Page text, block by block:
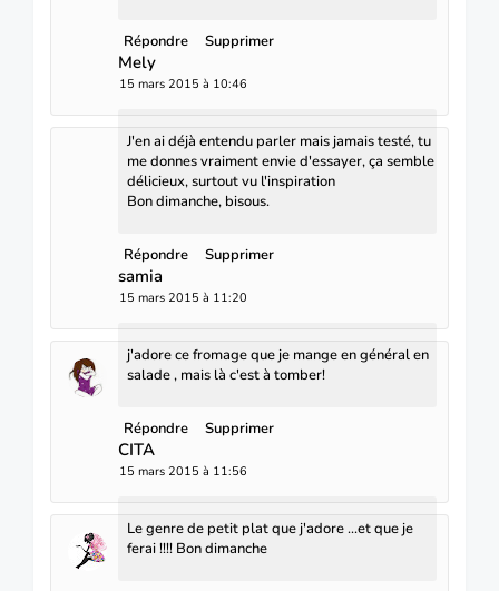
Répondre Supprimer
Mely
15 mars 2015 à 10:46
J'en ai déjà entendu parler mais jamais testé, tu
me donnes vraiment envie d'essayer, ça semble
délicieux, surtout vu l'inspiration
Bon dimanche, bisous.
Répondre Supprimer
samia
15 mars 2015 à 11:20
j'adore ce fromage que je mange en général en
salade , mais là c'est à tomber!
Répondre Supprimer
CITA
15 mars 2015 à 11:56
Le genre de petit plat que j'adore ...et que je
ferai !!!! Bon dimanche